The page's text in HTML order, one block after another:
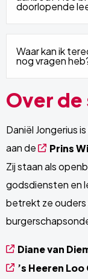
doorlopende
Waar kan ik
nog vragen
Over
Daniël Jongerius
aan de
Prins
Zij staan als
godsdiensten en
betrekt ze ouders
Diane van
’s Heeren